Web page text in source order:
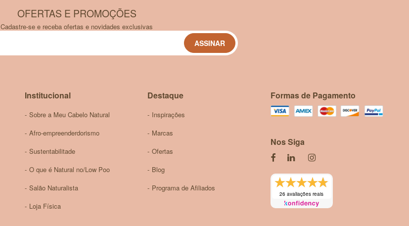
OFERTAS E PROMOÇÕES
Cadastre-se e receba ofertas e novidades exclusivas
ASSINAR
Institucional
Sobre a Meu Cabelo Natural
Afro-empreenderdorismo
Sustentabilitade
O que é Natural no/Low Poo
Salão Naturalista
Loja Física
Destaque
Inspirações
Marcas
Ofertas
Blog
Programa de Afiliados
Formas de Pagamento
Nos Siga
26 avaliações reais